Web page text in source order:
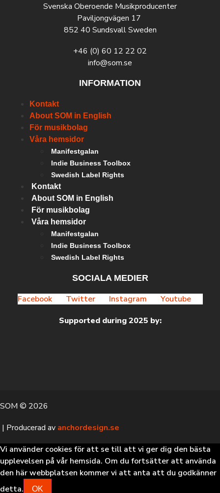
Svenska Oberoende Musikproducenter
Paviljongvägen 17
852 40 Sundsvall Sweden
+46 (0) 60 12 22 02
info@som.se
INFORMATION
Kontakt
About SOM in English
För musikbolag
Våra hemsidor
Manifestgalan
Indie Business Toolbox
Swedish Label Rights
Kontakt
About SOM in English
För musikbolag
Våra hemsidor
Manifestgalan
Indie Business Toolbox
Swedish Label Rights
SOCIALA MEDIER
Facebook Twitter Instagram
Youtube
Supported during 2025 by:
SOM © 2026
| Producerad av anchordesign.se
Vi använder cookies för att se till att vi ger dig den bästa
upplevelsen på vår hemsida. Om du fortsätter att använda
den här webbplatsen kommer vi att anta att du godkänner
detta.
OK